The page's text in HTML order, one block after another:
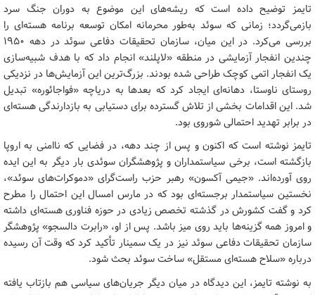
تایمز توضیح داده است که ریشه‌های این موضوع به دوران جنگ سرد
بازمی‌گردد؛ زمانی که سوئد به‌طور محرمانه امکان توسعه برنامه هسته‌ای را
بررسی می‌کرد. در این میان، سازمان تحقیقات دفاعی سوئد در دهه ۱۹۵۰
چندین انفجار آزمایشی در منطقه «لاپلند» انجام داد که با هدف شبیه‌سازی
یک انفجار اتمی کوچک طراحی شده بودند. بزرگ‌ترین این آزمایش‌ها در نزدیکی
روستای ناوستا، دهانه‌ای ایجاد کرد که بعدها به دریاچه «فواجائوره» تبدیل
شد. این اقدامات بخشی از تلاش گسترده برای دستیابی به بازدارندگی هسته‌ای
در برابر تهدید احتمالی شوروی بود.
تایمز نوشته است که اکنون و پس از چند دهه، در فضایی که ناامنی به اروپا
بازگشته است، برخی سیاستمداران و پژوهشگران سوئدی بار دیگر به این ایده
روی آورده‌اند. «جیمی آکسون» رهبر حزب راست‌گرای «دموکرات‌های سوئد»،
نخستین سیاستمدار برجسته‌ای بود که در مارس امسال این احتمال را مطرح
کرد و گفت کشورش در گذشته تخصص زیادی در حوزه فناوری هسته‌ای داشته
و امروز همه گزینه‌ها باید روی میز باشد. پس از او، «رابرت دالسجو» پژوهشگر
سازمان تحقیقات دفاعی سوئد نیز در یک سمینار تأکید کرد که وقت آن رسیده
درباره «سلاح هسته‌ای مستقل» ساخت سوئد بحث شود.
به نوشته تایمز، این دیدگاه در میان دیگر جریان‌های سیاسی هم بازتاب یافته